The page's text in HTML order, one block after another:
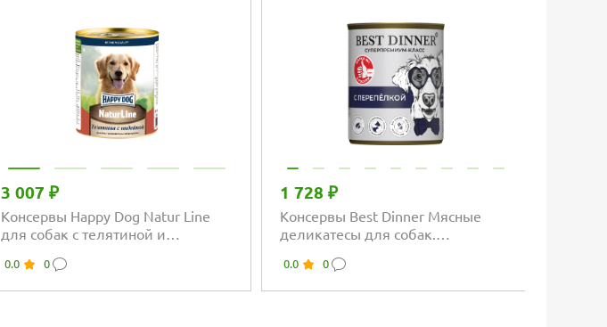
3 007 ₽
Консервы Happy Dog Natur Line
для собак с телятиной и
0.0 0
1 728 ₽
Консервы Best Dinner Мясные
деликатесы для собак.
0.0 0